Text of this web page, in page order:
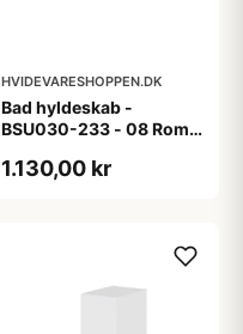
HVIDEVARESHOPPEN.DK
Bad hyldeskab -
BSU030-233 - 08 Roma
1.130,00 kr